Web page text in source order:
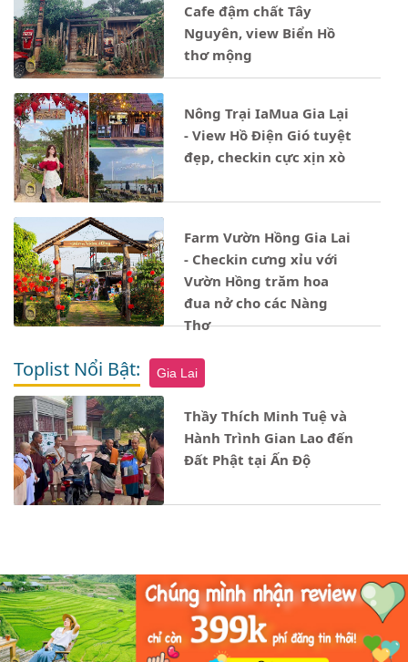
Cafe đậm chất Tây
Nguyên, view Biển Hồ
thơ mộng
Nông Trại IaMua Gia Lại
- View Hồ Điện Gió tuyệt
đẹp, checkin cực xịn xò
Farm Vườn Hồng Gia Lai
- Checkin cưng xỉu với
Vườn Hồng trăm hoa
đua nở cho các Nàng
Thơ
Toplist Nổi Bật: Gia Lai
Thầy Thích Minh Tuệ và
Hành Trình Gian Lao đến
Đất Phật tại Ấn Độ
Notice: Undefined property: stdClass::$ten_loai in